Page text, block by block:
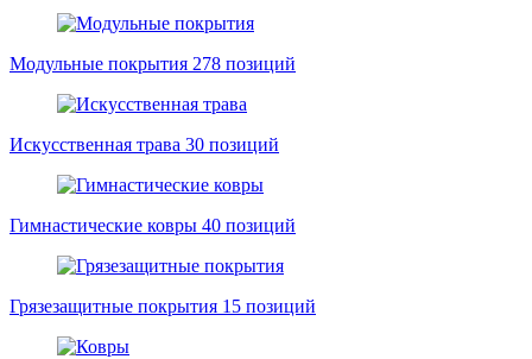
Модульные покрытия 278 позиций
Искусственная трава 30 позиций
Гимнастические ковры 40 позиций
Грязезащитные покрытия 15 позиций